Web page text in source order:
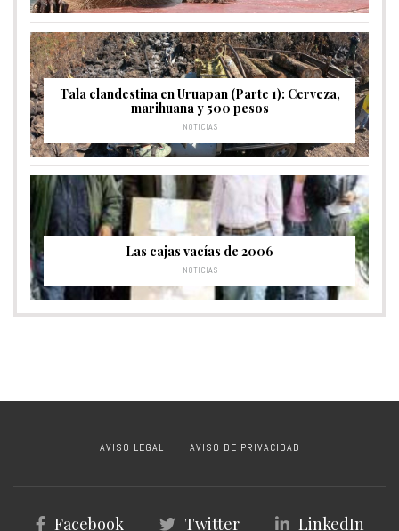
Tala clandestina en Uruapan (Parte 1): Cerveza,
marihuana y 500 pesos
NOTICIAS
Las cajas vacías de 2006
NOTICIAS
AVISO LEGAL AVISO DE PRIVACIDAD
Facebook Twitter LinkedIn